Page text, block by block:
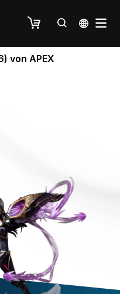
von APEX